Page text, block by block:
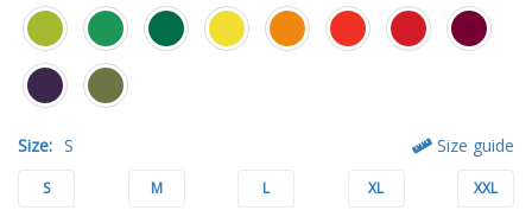
Size: S Size guide
S M L XL XXL